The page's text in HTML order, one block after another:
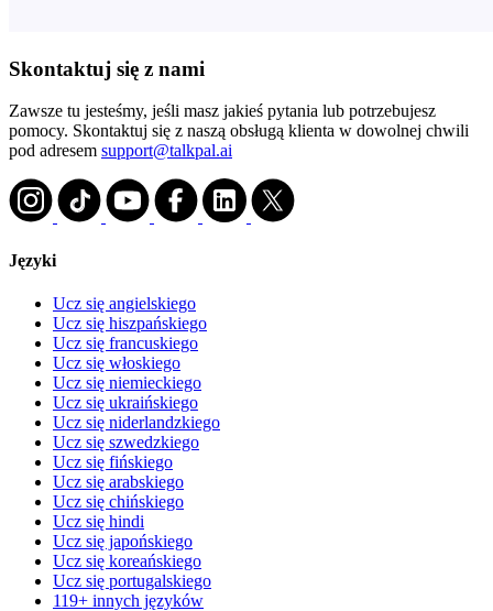
Skontaktuj się z nami
Zawsze tu jesteśmy, jeśli masz jakieś pytania lub potrzebujesz
pomocy. Skontaktuj się z naszą obsługą klienta w dowolnej chwili
pod adresem support@talkpal.ai
Języki
Ucz się angielskiego
Ucz się hiszpańskiego
Ucz się francuskiego
Ucz się włoskiego
Ucz się niemieckiego
Ucz się ukraińskiego
Ucz się niderlandzkiego
Ucz się szwedzkiego
Ucz się fińskiego
Ucz się arabskiego
Ucz się chińskiego
Ucz się hindi
Ucz się japońskiego
Ucz się koreańskiego
Ucz się portugalskiego
119+ innych języków